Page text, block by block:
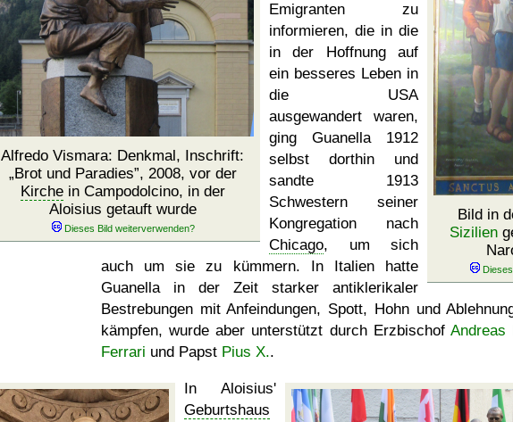
Alfredo Vismara: Denkmal, Inschrift:
Brot und Paradies , 2008, vor der
Kirchein Campodolcino, in der
Aloisius getauft wurde
Bild in
Sizilien
Emigranten zu
informieren, die in die
in der Hoffnung auf
ein besseres Leben in
die USA
ausgewandert waren,
ging Guanella 1912
selbst dorthin und
sandte 1913
Schwestern seiner
Kongregation nach
Chicago, um sich
auch um sie zu kümmern. In Italien hatte
Guanella in der Zeit starker antiklerikaler
Bestrebungen mit Anfeindungen, Spott, Hohn und
kämpfen, wurde aber unterstützt durch Erzbischof Andreas
Ferrari und Papst Pius X..
In Aloisius'
Geburtshaus